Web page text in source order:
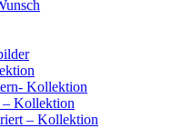
Kollektion
Kollektion
– Kollektion